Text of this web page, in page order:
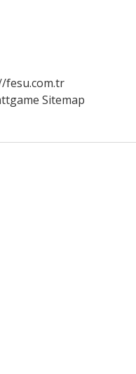
fesu.com.tr
Sitemap